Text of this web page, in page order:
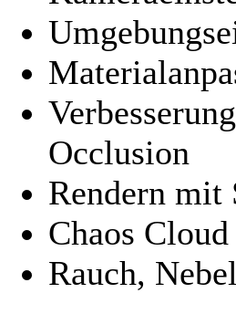
Occlusion
Rendern mit
Chaos
Rauch,